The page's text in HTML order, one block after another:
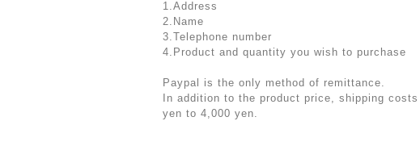
1.Address
2.Name
3.Telephone number
4.Product and quantity you wish to purchase
Paypal is the only method of remittance.
In addition to the product price, shipping
yen to 4,000 yen.